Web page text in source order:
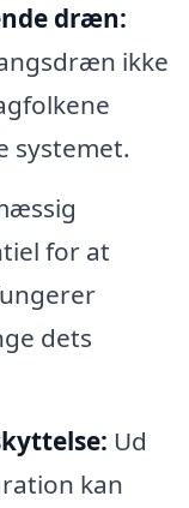
dræn:
ikke
systemet.
for at
dets
Ud
kan